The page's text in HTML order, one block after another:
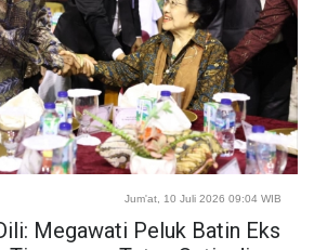
Jum'at, 10 Juli 2026 09:04 WIB
Megawati Peluk Batin Eks